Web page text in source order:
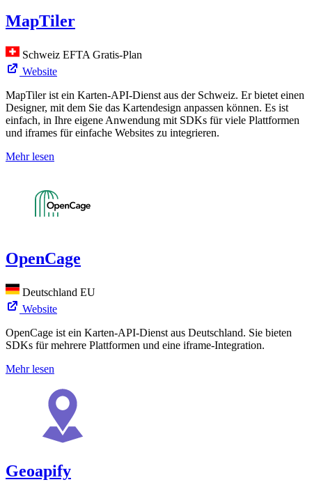
MapTiler
Schweiz EFTA Gratis-Plan
Website
MapTiler ist ein Karten-API-Dienst aus der Schweiz. Er bietet einen
Designer, mit dem Sie das Kartendesign anpassen können. Es ist
einfach, in Ihre eigene Anwendung mit SDKs für viele Plattformen
und iframes für einfache Websites zu integrieren.
Mehr lesen
OpenCage
Deutschland EU
Website
OpenCage ist ein Karten-API-Dienst aus Deutschland. Sie bieten
SDKs für mehrere Plattformen und eine iframe-Integration.
Mehr lesen
Geoapify